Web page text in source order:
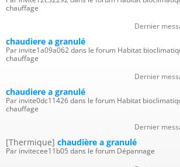
chauffage
Dernier
chaudiere a granulé
Par invite1a09a062 dans le forum Habitat
chauffage
Dernier
chaudiere a granulé
Par invite0dc11426 dans le forum Habitat
chauffage
Dernier
[Thermique] chaudière a granulé
Par invitecee11b05 dans le forum Dépannage